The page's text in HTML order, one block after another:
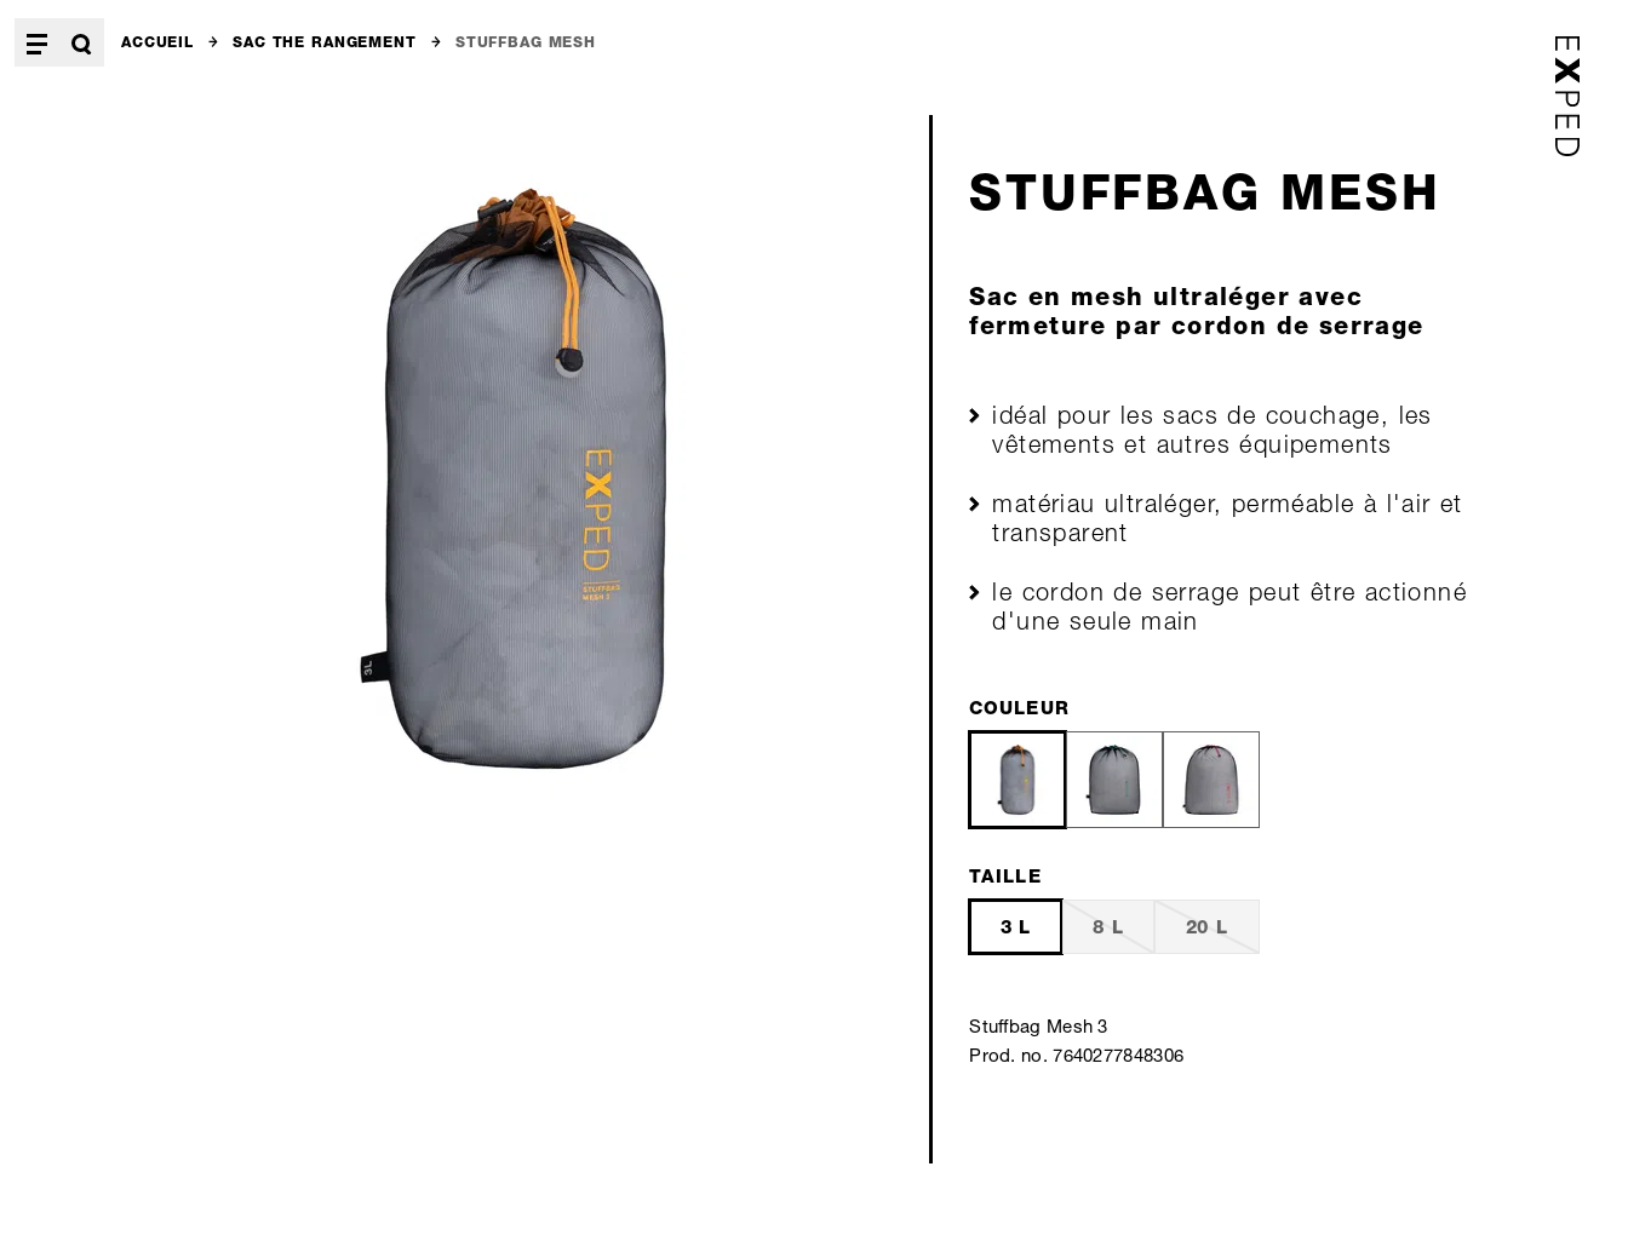
ACCUEIL SAC THE RANGEMENT STUFFBAG MESH
STUFFBAG MESH
Sac en mesh ultraléger avec
fermeture par cordon de serrage
idéal pour les sacs de couchage, les
vêtements et autres équipements
matériau ultraléger, perméable à l'air et
transparent
le cordon de serrage peut être actionné
d'une seule main
COULEUR
TAILLE
3 L 8 L 20 L
Stuffbag Mesh 3
Prod. no. 7640277848306